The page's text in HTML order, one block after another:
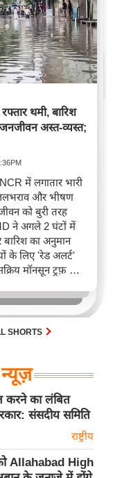
थमी, बारिश
अस्त-व्यस्त;
में लगातार भारी
और भीषण
को बुरी तरह
ने अगले 2 घंटों में
का अनुमान
के लिए 'रेड अलर्ट'
मॉनसून ट्रफ़ और
होने के साथ-साथ
में भी जलभराव की
SHORTS
करने का लंबित
संसदीय समिति
राष्ट्रीय
Allahabad High